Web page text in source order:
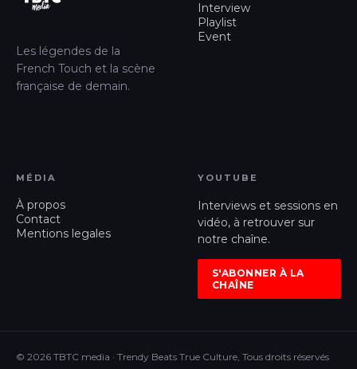
Les légendes de la
French Touch et la scène
française de demain.
Interview
Playlist
Event
MÉDIA
À propos
Contact
Mentions legales
YOUTUBE
Interviews et sessions en
vidéo, à retrouver sur
notre chaîne.
S'ABONNER À LA
CHAÎNE
© 2026 TBTC media · Trendy Beats True Culture, Tous droits réservés